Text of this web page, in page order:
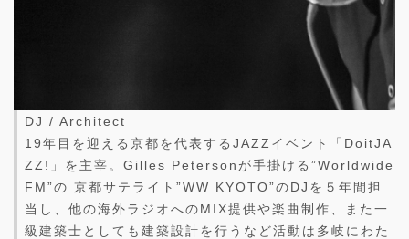
DJ / Architect
19年目を迎える京都を代表するJAZZイベント「DoitJA
ZZ!」を主宰。Gilles Petersonが手掛ける”Worldwide
FM”の 京都サテライト”WW KYOTO”のDJを５年間担
当し、他の海外ラジオへのMIX提供や楽曲制作、また一
級建築士としても建築設計を行うなど活動は多岐にわた